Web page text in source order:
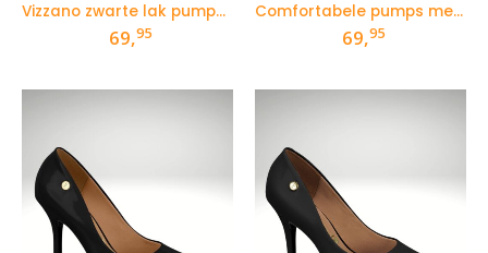
Vizzano zwarte lak pumps met 10 cm hoge naaldhak
69,95
Comfortabele pumps met 10 cm hoge naaldhak
69,95